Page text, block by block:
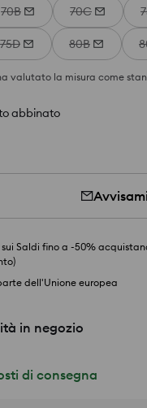
70B 70C
75D 80B
valutato la misura come
abbinato
Avvisami
Saldi fino a -50%
dell'Unione europea
in negozio
di consegna